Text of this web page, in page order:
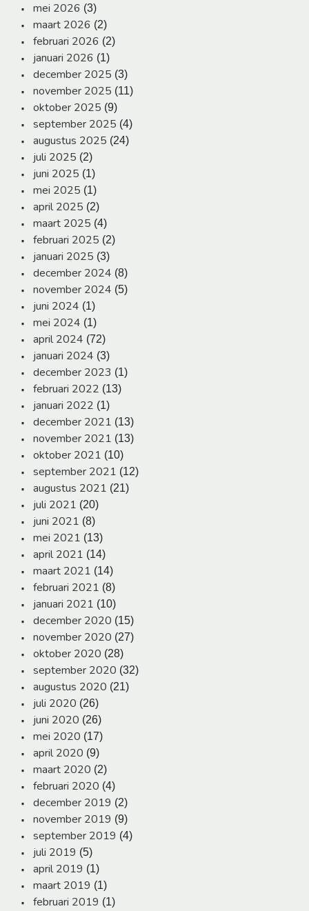
mei 2026 (3)
maart 2026 (2)
februari 2026 (2)
januari 2026 (1)
december 2025 (3)
november 2025 (11)
oktober 2025 (9)
september 2025 (4)
augustus 2025 (24)
juli 2025 (2)
juni 2025 (1)
mei 2025 (1)
april 2025 (2)
maart 2025 (4)
februari 2025 (2)
januari 2025 (3)
december 2024 (8)
november 2024 (5)
juni 2024 (1)
mei 2024 (1)
april 2024 (72)
januari 2024 (3)
december 2023 (1)
februari 2022 (13)
januari 2022 (1)
december 2021 (13)
november 2021 (13)
oktober 2021 (10)
september 2021 (12)
augustus 2021 (21)
juli 2021 (20)
juni 2021 (8)
mei 2021 (13)
april 2021 (14)
maart 2021 (14)
februari 2021 (8)
januari 2021 (10)
december 2020 (15)
november 2020 (27)
oktober 2020 (28)
september 2020 (32)
augustus 2020 (21)
juli 2020 (26)
juni 2020 (26)
mei 2020 (17)
april 2020 (9)
maart 2020 (2)
februari 2020 (4)
december 2019 (2)
november 2019 (9)
september 2019 (4)
juli 2019 (5)
april 2019 (1)
maart 2019 (1)
februari 2019 (1)